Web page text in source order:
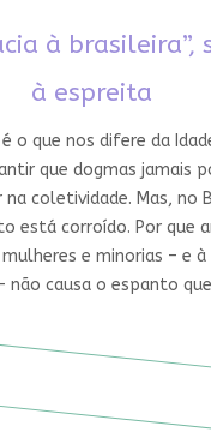
à brasileira”,
à espreita
o que nos difere da
que dogmas jamais
coletividade. Mas, no
está corroído. Por que
e minorias – e
não causa o espanto